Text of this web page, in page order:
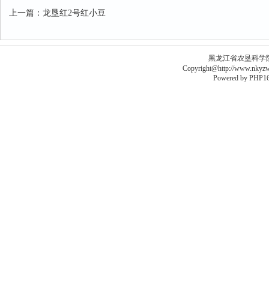
上一篇 ： 龙垦红2号红小豆
黑龙江省农垦科学
Copyright@http://
Powered by